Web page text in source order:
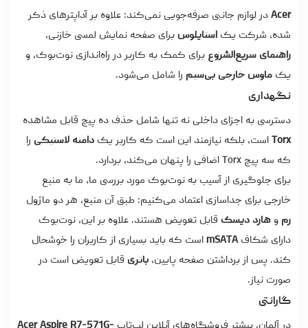
Acer در لوازم جانبی صرفه‌جویی نمی‌کند: علاوه بر آداپترهای ذکر
شده، شرکت یک استایلوس برای صفحه نمایش لمسی خازنی،
راهنمای سریع‌الشروع برای کمک به کاربر در راه‌اندازی نوت‌بوک، و
یک ماوس خارجی بی‌سیم را شامل می‌شود.
نگهداری
دسترسی به اجزای داخلی نه تنها شامل حذف ده پیچ قابل مشاهده
Torx است، بلکه نیازمند این است که کاربر یک دامنه لاستیکی را
که سه پیچ Torx اضافی را پنهان می‌کند، بردارد.
برای جلوگیری از آسیب به نوت‌بوک مورد بررسی ما، ما به منبع
خارجی برای جداسازی اعتماد می‌کنیم: طبق آن منبع، هر دو ماژول
رم و هارد دیسک قابل تعویض هستند. علاوه بر این، نوت‌بوک
دارای شکافmSATA است که باید بسیاری از کاربران را خوشحال
کند. پس از برداشتن صفحه پایین، باتری قابل تعویض است در
صورت نیاز.
گارانتی